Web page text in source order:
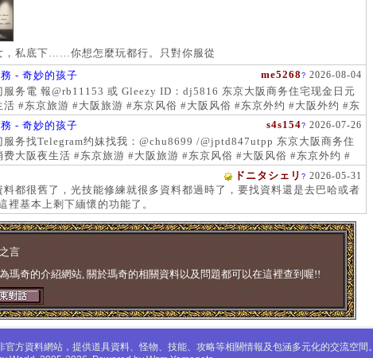
，私底下……你想怎麼玩都行。只對你服從
me5268 ? 2026-08-04
- 奇妙的孩子
服务電 報@rb11153 或 Gleezy ID：dj5816 东京大阪商务住宅现金日元
活 #东京旅游 #大阪旅游 #东京风俗 #大阪风俗 #东京外约 #大阪外约 #东
阪上门服务新宿风俗 #梅田风俗 #歌舞伎町 #日本女孩 #大阪女孩 #日
莉 #日本学生妹
s4s154? 2026-07-26
- 奇妙的孩子
服务找Telegram约妹找我：@chu8699 /@jptd847utpp 东京大阪商务住
费大阪夜生活 #东京旅游 #大阪旅游 #东京风俗 #大阪风俗 #东京外约 #
上门服务 #大阪上门服务新宿风俗 #梅田风俗 #歌舞伎町 #心斋桥风俗
阪女孩 #日本萝莉 #大阪萝莉 #日本学生妹
ドニタシェリ ? 2026-05-31
料都很舊了，光技能修練就很多資料都過時了，要找資料還是去巴哈或者
裡基本上剩下緬懷的功能了。
言
瑪奇的介紹網站, 關於瑪奇的相關資料以及問題都可以在這裡查到喔!!
方資料網站，提供道具資料、怪物、技能、攻略等相關情報及包涵多元化的交流空間。